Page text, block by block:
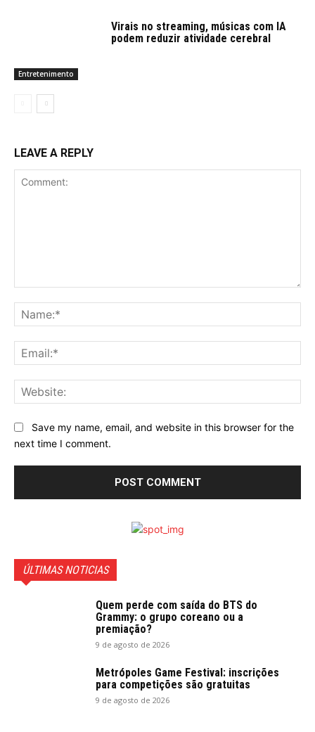
Entretenimento
Virais no streaming, músicas com IA
podem reduzir atividade cerebral
LEAVE A REPLY
Save my name, email, and website in this browser for the
next time I comment.
ÚLTIMAS NOTICIAS
Quem perde com saída do BTS do
Grammy: o grupo coreano ou a
premiação?
9 de agosto de 2026
Metrópoles Game Festival: inscrições
para competições são gratuitas
9 de agosto de 2026